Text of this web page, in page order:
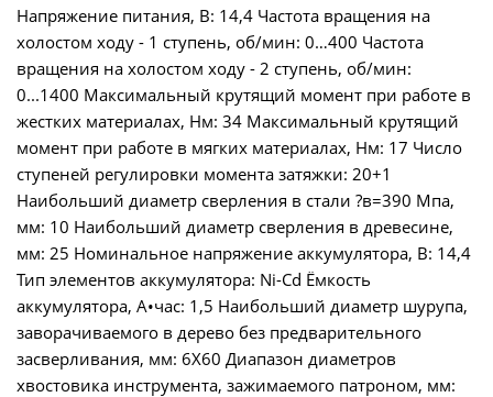
Напряжение питания, В: 14,4 Частота вращения на
холостом ходу - 1 ступень, об/мин: 0…400 Частота
вращения на холостом ходу - 2 ступень, об/мин:
0...1400 Максимальный крутящий момент при работе в
жестких материалах, Нм: 34 Максимальный крутящий
момент при работе в мягких материалах, Нм: 17 Число
ступеней регулировки момента затяжки: 20+1
Наибольший диаметр сверления в стали ?в=390 Мпа,
мм: 10 Наибольший диаметр сверления в древесине,
мм: 25 Номинальное напряжение аккумулятора, В: 14,4
Тип элементов аккумулятора: Ni-Cd Ёмкость
аккумулятора, А•час: 1,5 Наибольший диаметр шурупа,
заворачиваемого в дерево без предварительного
засверливания, мм: 6Х60 Диапазон диаметров
хвостовика инструмента, зажимаемого патроном, мм: